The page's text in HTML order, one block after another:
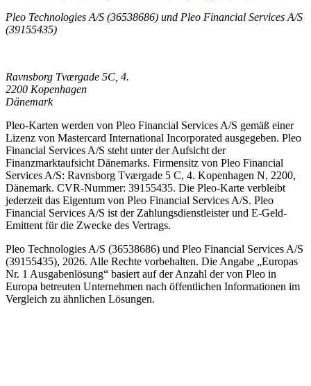
Pleo Technologies A/S (36538686) und Pleo Financial Services A/S
(39155435)
Ravnsborg Tværgade 5C, 4.
2200 Kopenhagen
Dänemark
Pleo-Karten werden von Pleo Financial Services A/S gemäß einer
Lizenz von Mastercard International Incorporated ausgegeben. Pleo
Financial Services A/S steht unter der Aufsicht der
Finanzmarktaufsicht Dänemarks. Firmensitz von Pleo Financial
Services A/S: Ravnsborg Tværgade 5 C, 4. Kopenhagen N, 2200,
Dänemark. CVR-Nummer: 39155435. Die Pleo-Karte verbleibt
jederzeit das Eigentum von Pleo Financial Services A/S. Pleo
Financial Services A/S ist der Zahlungsdienstleister und E-Geld-
Emittent für die Zwecke des Vertrags.
Pleo Technologies A/S (36538686) und Pleo Financial Services A/S
(39155435), 2026. Alle Rechte vorbehalten. Die Angabe „Europas
Nr. 1 Ausgabenlösung“ basiert auf der Anzahl der von Pleo in
Europa betreuten Unternehmen nach öffentlichen Informationen im
Vergleich zu ähnlichen Lösungen.